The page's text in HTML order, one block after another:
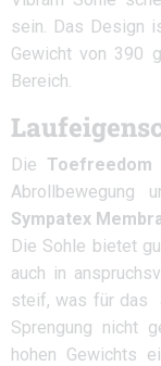
sein. Das Design
Gewicht von 390
Bereich.
Die Toefreedom
Sympatex
Die Sohle bietet
auch in
steif, was für das
Sprengung nicht
hohen Gewichts